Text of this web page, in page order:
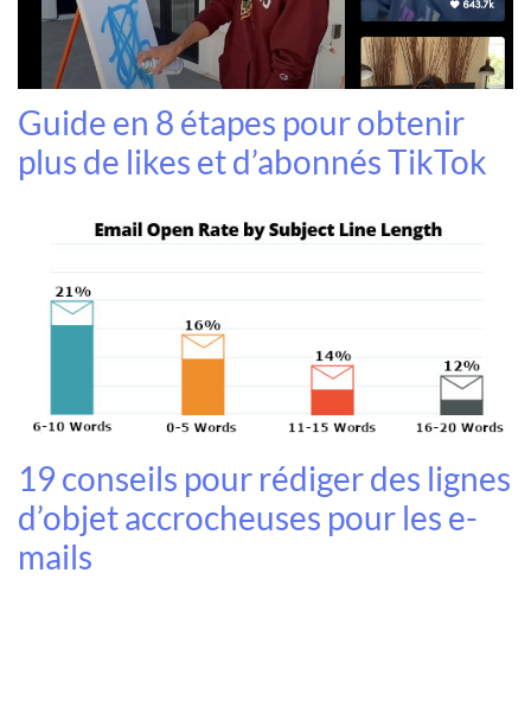
Guide en 8 étapes pour obtenir
plus de likes et d’abonnés TikTok
19 conseils pour rédiger des lignes
d’objet accrocheuses pour les e-
mails